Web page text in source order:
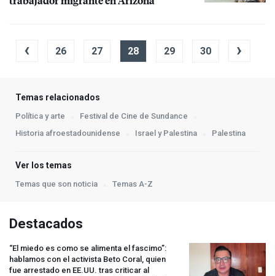
‹ 26 27 28 29 30 ›
Temas relacionados
Política y arte
Festival de Cine de Sundance
Historia afroestadounidense
Israel y Palestina Palestina
Ver los temas
Temas que son noticia Temas A-Z
Destacados
“El miedo es como se alimenta el fascimo”:
hablamos con el activista Beto Coral, quien
fue arrestado en EE.UU. tras criticar al